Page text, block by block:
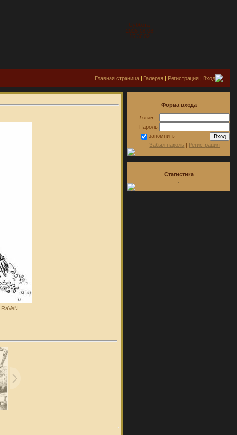
Суббота
2026-08-08
15:30:02
Главная страница | Галерея | Регистрация | Вход
RaVeN
Форма входа
Логин:
Пароль:
запомнить
Забыл пароль | Регистрация
Статистика